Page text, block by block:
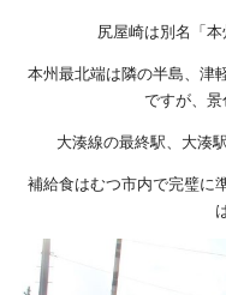
尻屋崎は別名「本
本州最北端は隣の半島、津
ですが、景
大湊線の最終駅、大湊
補給食はむつ市内で完璧に